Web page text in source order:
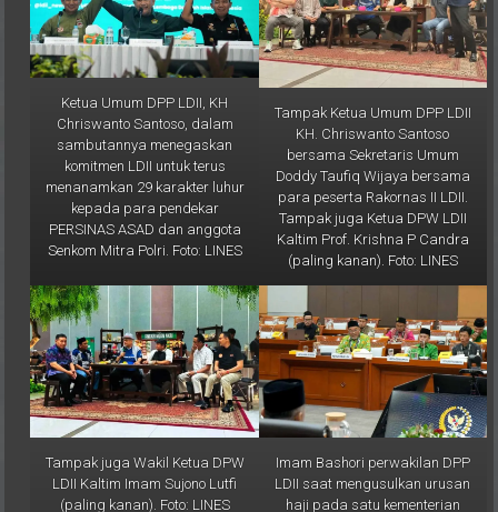
Ketua Umum DPP LDII, KH
Chriswanto Santoso, dalam
sambutannya menegaskan
komitmen LDII untuk terus
menanamkan 29 karakter luhur
kepada para pendekar
PERSINAS ASAD dan anggota
Senkom Mitra Polri. Foto: LINES
Tampak Ketua Umum DPP LDII
KH. Chriswanto Santoso
bersama Sekretaris Umum
Doddy Taufiq Wijaya bersama
para peserta Rakornas II LDII.
Tampak juga Ketua DPW LDII
Kaltim Prof. Krishna P Candra
(paling kanan). Foto: LINES
Tampak juga Wakil Ketua DPW
LDII Kaltim Imam Sujono Lutfi
(paling kanan). Foto: LINES
Imam Bashori perwakilan DPP
LDII saat mengusulkan urusan
haji pada satu kementerian
pada rapat dengar Rapat